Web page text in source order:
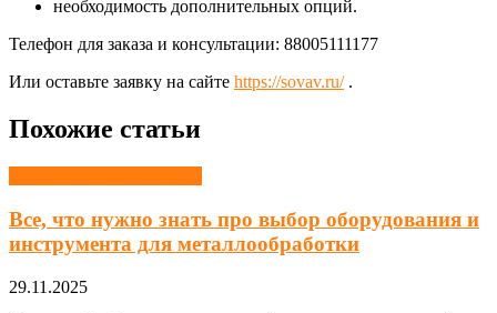
необходимость дополнительных опций.
Телефон для заказа и консультации: 88005111177
Или оставьте заявку на сайте https://sovav.ru/.
Похожие статьи
Все, что нужно знать про выбор оборудования и
инструмента для металлообработки
29.11.2025